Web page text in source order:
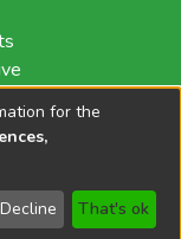
for the
Decline That's ok